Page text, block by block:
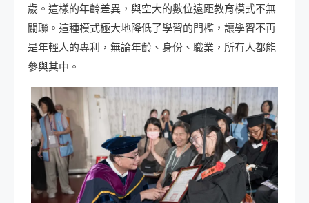
歲。這樣的年齡差異，與空大的數位遠距教育模式不無
關聯。這種模式極大地降低了學習的門檻，讓學習不再
是年輕人的專利，無論年齡、身份、職業，所有人都能
參與其中。